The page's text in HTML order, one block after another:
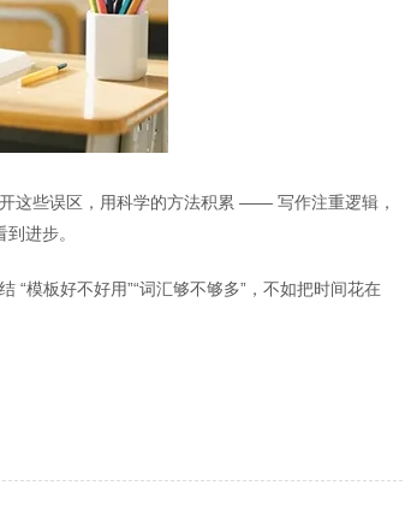
这些误区，用科学的方法积累 —— 写作注重逻辑，
进步。
“模板好不好用”“词汇够不够多”，不如把时间花在